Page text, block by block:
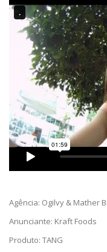
Agência: Ogilvy & Mather
Anunciante: Kraft Foods
Produto: TANG